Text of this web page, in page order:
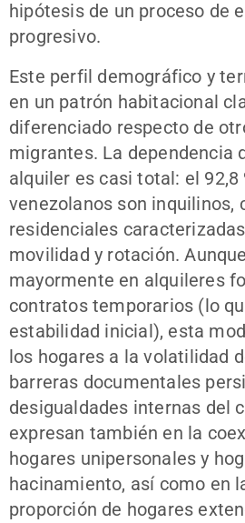
hipótesis de un proceso de
progresivo.
Este perfil demográfico y
en un patrón habitacional
diferenciado respecto de
migrantes. La dependencia
alquiler es casi total: el 92,8
venezolanos son inquilinos,
residenciales
movilidad y rotación.
mayormente en alquileres
contratos temporarios (lo
estabilidad inicial), esta
los hogares a la volatilidad
barreras documentales
desigualdades internas del
expresan también en la
hogares unipersonales y
hacinamiento, así como en
proporción de hogares